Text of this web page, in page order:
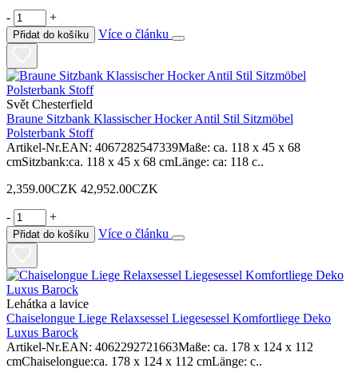
- +
Přidat do košíku Více o článku
Svět Chesterfield
Braune Sitzbank Klassischer Hocker Antil Stil Sitzmöbel
Polsterbank Stoff
Artikel-Nr.EAN: 4067282547339Maße: ca. 118 x 45 x 68
cmSitzbank:ca. 118 x 45 x 68 cmLänge: ca: 118 c..
2,359.00CZK 42,952.00CZK
- +
Přidat do košíku Více o článku
Lehátka a lavice
Chaiselongue Liege Relaxsessel Liegesessel Komfortliege Deko
Luxus Barock
Artikel-Nr.EAN: 4062292721663Maße: ca. 178 x 124 x 112
cmChaiselongue:ca. 178 x 124 x 112 cmLänge: c..